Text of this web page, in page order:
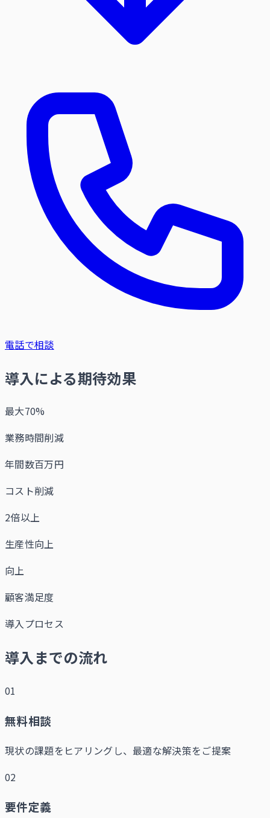
電話で相談
導入による期待効果
最大70%
業務時間削減
年間数百万円
コスト削減
2倍以上
生産性向上
向上
顧客満足度
導入プロセス
導入までの流れ
01
無料相談
現状の課題をヒアリングし、最適な解決策をご提案
02
要件定義